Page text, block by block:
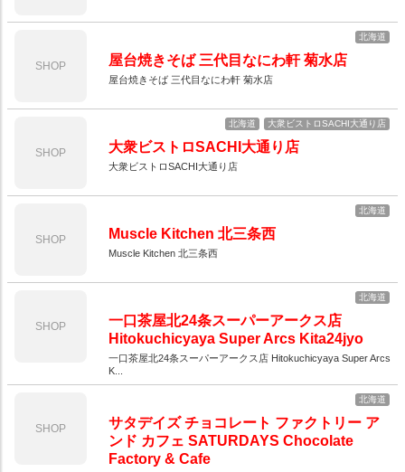
SHOP
北海道
屋台焼きそば 三代目なにわ軒 菊水店
屋台焼きそば 三代目なにわ軒 菊水店
SHOP
北海道 大衆ビストロSACHI大通り店
大衆ビストロSACHI大通り店
大衆ビストロSACHI大通り店
SHOP
北海道
Muscle Kitchen 北三条西
Muscle Kitchen 北三条西
SHOP
北海道
一口茶屋北24条スーパーアークス店
Hitokuchicyaya Super Arcs Kita24jyo
一口茶屋北24条スーパーアークス店 Hitokuchicyaya Super Arcs
K...
SHOP
北海道
サタデイズ チョコレート ファクトリー ア
ンド カフェ SATURDAYS Chocolate
Factory & Cafe